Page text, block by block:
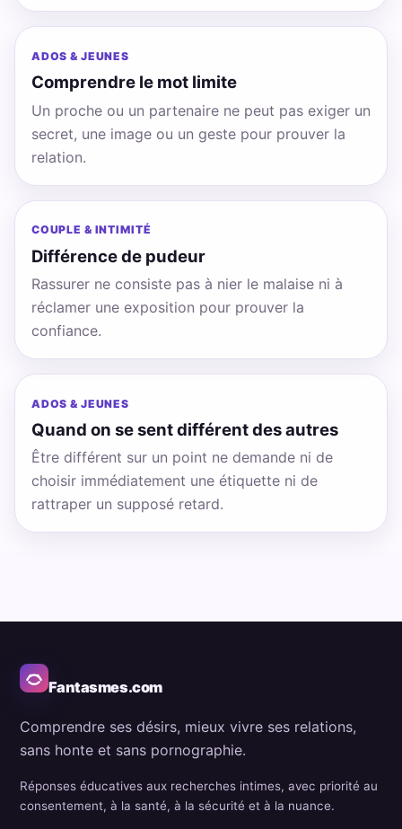
ADOS & JEUNES
Comprendre le mot limite
Un proche ou un partenaire ne peut pas exiger un
secret, une image ou un geste pour prouver la
relation.
COUPLE & INTIMITÉ
Différence de pudeur
Rassurer ne consiste pas à nier le malaise ni à
réclamer une exposition pour prouver la
confiance.
ADOS & JEUNES
Quand on se sent différent des autres
Être différent sur un point ne demande ni de
choisir immédiatement une étiquette ni de
rattraper un supposé retard.
Fantasmes.com
Comprendre ses désirs, mieux vivre ses relations,
sans honte et sans pornographie.
Réponses éducatives aux recherches intimes, avec priorité au
consentement, à la santé, à la sécurité et à la nuance.